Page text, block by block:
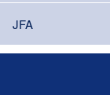
JFA